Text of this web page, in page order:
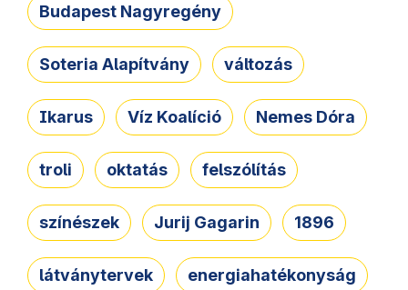
Budapest Nagyregény
Soteria Alapítvány változás
Ikarus Víz Koalíció Nemes Dóra
troli oktatás felszólítás
színészek Jurij Gagarin 1896
látványtervek energiahatékonyság